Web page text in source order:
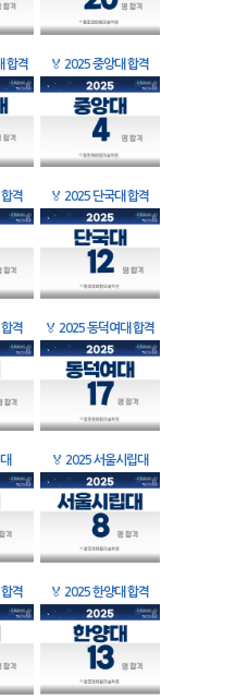
합격 🏅 2025 중앙대 합격
격 🏅 2025 단국대 합격
격 🏅 2025 동덕여대 합격
🏅 2025 서울시립대
격 🏅 2025 한양대 합격